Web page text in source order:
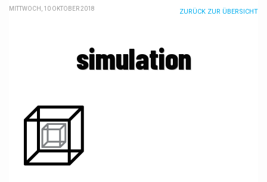
ZURÜCK ZUR ÜBERSICHT
MITTWOCH, 10 OKTOBER 2018
simulation